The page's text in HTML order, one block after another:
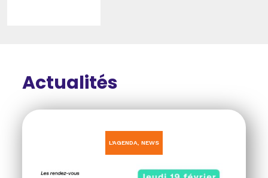
Actualités
L'AGENDA NEWS